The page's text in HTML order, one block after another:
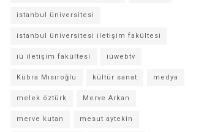
istanbul üniversitesi
istanbul üniversitesi iletişim fakültesi
iü iletişim fakültesi iüwebtv
Kübra Mısıroğlu kültür sanat medya
melek öztürk Merve Arkan
merve kutan mesut aytekin